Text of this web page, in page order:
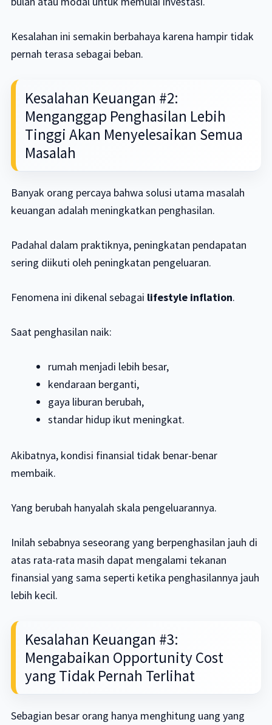
Kesalahan ini semakin berbahaya karena hampir tidak
pernah terasa sebagai beban.
Kesalahan Keuangan #2:
Menganggap Penghasilan Lebih
Tinggi Akan Menyelesaikan Semua
Masalah
Banyak orang percaya bahwa solusi utama masalah
keuangan adalah meningkatkan penghasilan.
Padahal dalam praktiknya, peningkatan pendapatan
sering diikuti oleh peningkatan pengeluaran.
Fenomena ini dikenal sebagai lifestyle inflation.
Saat penghasilan naik:
rumah menjadi lebih besar,
kendaraan berganti,
gaya liburan berubah,
standar hidup ikut meningkat.
Akibatnya, kondisi finansial tidak benar-benar
membaik.
Yang berubah hanyalah skala pengeluarannya.
Inilah sebabnya seseorang yang berpenghasilan jauh di
atas rata-rata masih dapat mengalami tekanan
finansial yang sama seperti ketika penghasilannya jauh
lebih kecil.
Kesalahan Keuangan #3:
Mengabaikan Opportunity Cost
yang Tidak Pernah Terlihat
Sebagian besar orang hanya menghitung uang yang